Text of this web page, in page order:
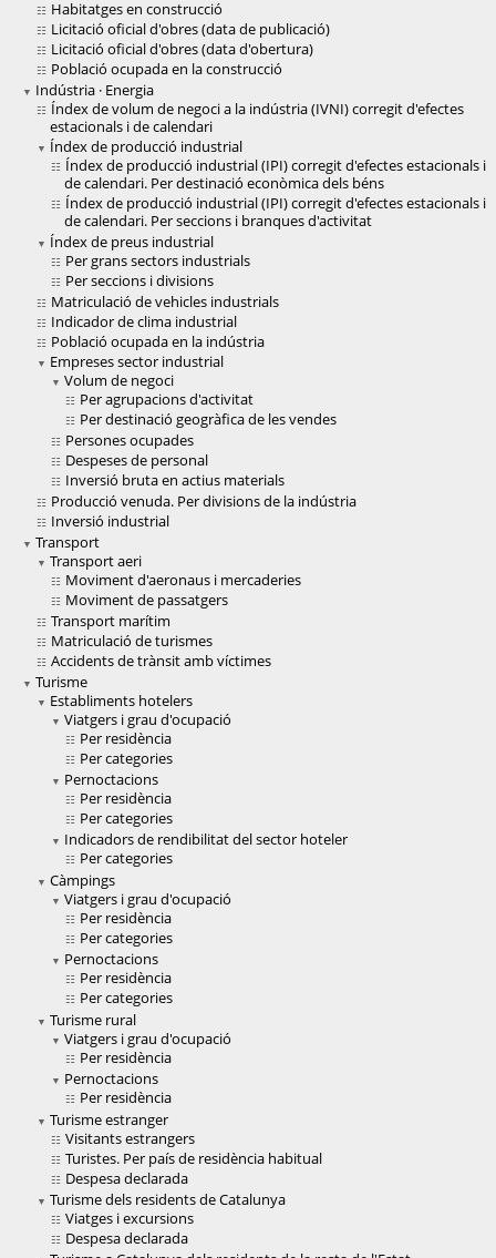
Habitatges en construcció
Licitació oficial d'obres (data de publicació)
Licitació oficial d'obres (data d'obertura)
Població ocupada en la construcció
Indústria · Energia
Índex de volum de negoci a la indústria (IVNI) corregit d'efectes
estacionals i de calendari
Índex de producció industrial
Índex de producció industrial (IPI) corregit d'efectes estacionals i
de calendari. Per destinació econòmica dels béns
Índex de producció industrial (IPI) corregit d'efectes estacionals i
de calendari. Per seccions i branques d'activitat
Índex de preus industrial
Per grans sectors industrials
Per seccions i divisions
Matriculació de vehicles industrials
Indicador de clima industrial
Població ocupada en la indústria
Empreses sector industrial
Volum de negoci
Per agrupacions d'activitat
Per destinació geogràfica de les vendes
Persones ocupades
Despeses de personal
Inversió bruta en actius materials
Producció venuda. Per divisions de la indústria
Inversió industrial
Transport
Transport aeri
Moviment d'aeronaus i mercaderies
Moviment de passatgers
Transport marítim
Matriculació de turismes
Accidents de trànsit amb víctimes
Turisme
Establiments hotelers
Viatgers i grau d'ocupació
Per residència
Per categories
Pernoctacions
Per residència
Per categories
Indicadors de rendibilitat del sector hoteler
Per categories
Càmpings
Viatgers i grau d'ocupació
Per residència
Per categories
Pernoctacions
Per residència
Per categories
Turisme rural
Viatgers i grau d'ocupació
Per residència
Pernoctacions
Per residència
Turisme estranger
Visitants estrangers
Turistes. Per país de residència habitual
Despesa declarada
Turisme dels residents de Catalunya
Viatges i excursions
Despesa declarada